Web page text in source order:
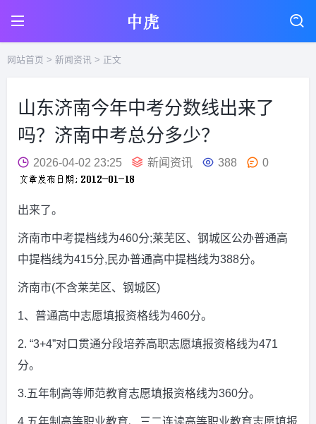
网站首页 > 新闻资讯 > 正文
山东济南今年中考分数线出来了
吗？济南中考总分多少？
2026-04-02 23:25 新闻资讯 388 0
出来了。
济南市中考提档线为460分;莱芜区、钢城区公办普通高
中提档线为415分,民办普通高中提档线为388分。
济南市(不含莱芜区、钢城区)
1、普通高中志愿填报资格线为460分。
2. “3+4”对口贯通分段培养高职志愿填报资格线为471
分。
3.五年制高等师范教育志愿填报资格线为360分。
4.五年制高等职业教育、三二连读高等职业教育志愿填报